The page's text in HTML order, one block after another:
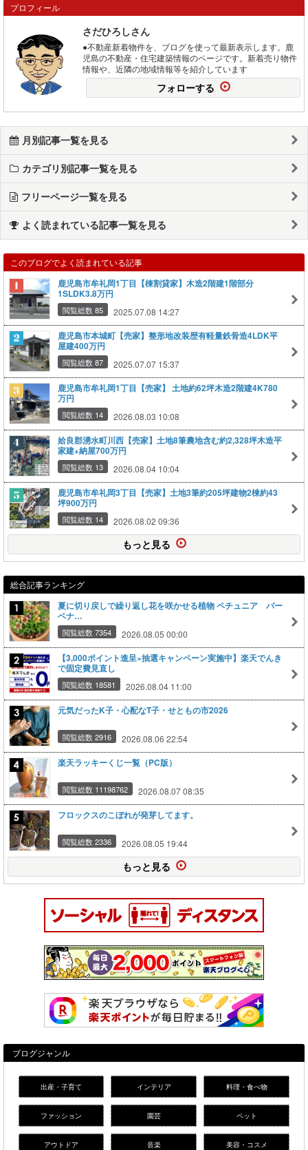
プロフィール
さだひろしさん
●不動産新着物件を、ブログを使って最新表示します。鹿
児島の不動産・住宅建築情報のページです。新着売り物件
情報や、近隣の地域情報等を紹介しています
フォローする
月別記事一覧を見る
カテゴリ別記事一覧を見る
フリーページ一覧を見る
よく読まれている記事一覧を見る
このブログでよく読まれている記事
鹿児島市牟礼岡1丁目【棟割貸家】木造2階建1階部分
1SLDK3.8万円
閲覧総数 85 2025.07.08 14:27
鹿児島市本城町【売家】整形地改装歴有軽量鉄骨造4LDK平
屋建400万円
閲覧総数 87 2025.07.07 15:37
鹿児島市牟礼岡1丁目【売家】 土地約62坪木造2階建4K780
万円
閲覧総数 14 2026.08.03 10:08
姶良郡湧水町川西【売家】土地8筆農地含む約2,328坪木造平
家建+納屋700万円
閲覧総数 13 2026.08.04 10:04
鹿児島市牟礼岡3丁目【売家】土地3筆約205坪建物2棟約43
坪900万円
閲覧総数 14 2026.08.02 09:36
もっと見る
総合記事ランキング
夏に切り戻しで繰り返し花を咲かせる植物 ペチュニア バー
ベナ…
閲覧総数 7354 2026.08.05 00:00
【3,000ポイント進呈×抽選キャンペーン実施中】楽天でんき
で固定費見直し
閲覧総数 18581 2026.08.04 11:00
元気だったK子・心配なT子・せともの市2026
閲覧総数 2916 2026.08.06 22:54
楽天ラッキーくじ一覧（PC版）
閲覧総数 11198762 2026.08.07 08:35
フロックスのこぼれが発芽してます。
閲覧総数 2336 2026.08.05 19:44
もっと見る
ブログジャンル
出産・子育て インテリア 料理・食べ物
ファッション 園芸 ペット
アウトドア 音楽 美容・コスメ